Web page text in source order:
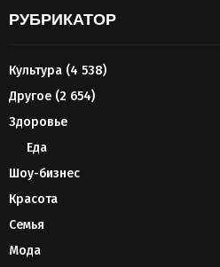
РУБРИКАТОР
Культура (4 538)
Другое (2 654)
Здоровье
Еда
Шоу-бизнес
Красота
Семья
Мода